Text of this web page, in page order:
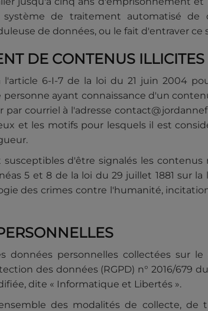
de traitement automatisé de
de données, ou le fait d'entraver ce
DE CONTENUS ILLICITES
l'article 6-I-7 de la loi du 21 juin 2004
ayant connaissance d'un
par courriel à l'adresse
et les motifs pour lesquels il est
d'être signalés les contenus
5 et 8 de la loi du 29 juillet 1881 sur
des crimes contre l'humanité,
données personnelles collectées sur
des données (RGPD) n° 2016/679
dite « Informatique et Libertés ».
des modalités de collecte, de